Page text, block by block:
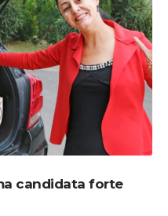
candidata forte